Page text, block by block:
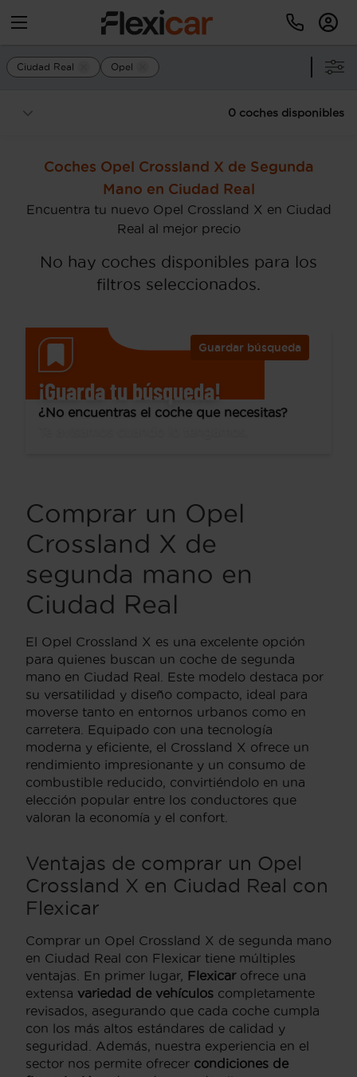
Ciudad Real Opel
0 coches disponibles
Coches Opel Crossland X de Segunda
Mano en Ciudad Real
Encuentra tu nuevo Opel Crossland X en Ciudad
Real al mejor precio
No hay coches disponibles para los
filtros seleccionados.
Guardar búsqueda
¡Guarda tu búsqueda!
¿No encuentras el coche que necesitas?
Comprar un Opel
Crossland X de
segunda mano en
Ciudad Real
El Opel Crossland X es una excelente opción
para quienes buscan un coche de segunda
mano en Ciudad Real. Este modelo destaca por
su versatilidad y diseño compacto, ideal para
moverse tanto en entornos urbanos como en
carretera. Equipado con una tecnología
moderna y eficiente, el Crossland X ofrece un
rendimiento impresionante y un consumo de
combustible reducido, convirtiéndolo en una
elección popular entre los conductores que
valoran la economía y el confort.
Ventajas de comprar un Opel
Crossland X en Ciudad Real con
Flexicar
Comprar un Opel Crossland X de segunda mano
en Ciudad Real con Flexicar tiene múltiples
ventajas. En primer lugar, Flexicarofrece una
extensa variedad de vehículos completamente
revisados, asegurando que cada coche cumpla
con los más altos estándares de calidad y
seguridad. Además, nuestra experiencia en el
sector nos permite ofrecer condiciones de